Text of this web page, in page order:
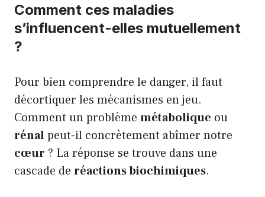
Comment ces maladies
s’influencent-elles mutuellement
?
Pour bien comprendre le danger, il faut
décortiquer les mécanismes en jeu.
Comment un problème métabolique ou
rénalpeut-il concrètement abîmer notre
cœur ? La réponse se trouve dans une
cascade de réactions biochimiques.